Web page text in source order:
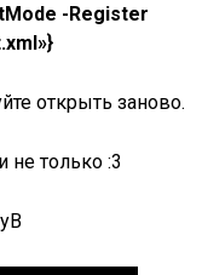
-Register
открыть заново.
не только :3